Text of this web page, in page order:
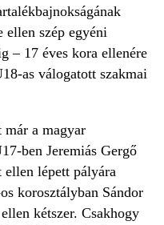
ellen szép egyéni
– 17 éves kora ellenére
as válogatott szakmai
már a magyar
ben Jeremiás Gergő
ellen lépett pályára
korosztályban Sándor
kétszer. Csakhogy